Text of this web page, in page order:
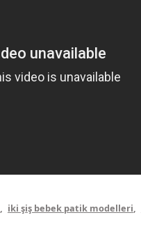
, iki şiş bebek patik modelleri,